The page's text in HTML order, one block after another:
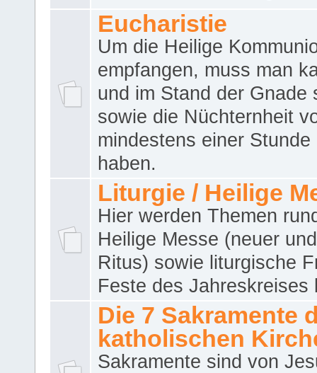
Eucharistie
Um die Heilige
empfangen, muss man
und im Stand der Gnade
sowie die Nüchternheit
mindestens einer Stunde
haben.
Liturgie / Heilige
Hier werden Themen
Heilige Messe (neuer
Ritus) sowie liturgische
Feste des Jahreskreises
Die 7 Sakramente
katholischen
Sakramente sind von